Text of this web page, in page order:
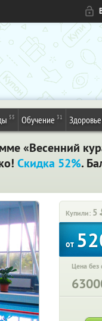
55 Обучение 31 Здоровье
​​«Весенний​
Скидка 52%.
Купили: 5
от
Цена без